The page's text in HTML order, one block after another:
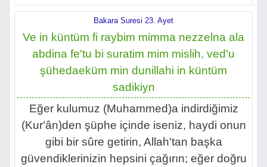
Bakara Suresi 23. Ayet
Ve in küntüm fi raybim mimma nezzelna ala
abdina fe'tu bi suratim mim mislih, ved'u
şühedaeküm min dunillahi in küntüm
sadikiyn
Eğer kulumuz (Muhammed)a indirdiğimiz
(Kur'ân)den şüphe içinde iseniz, haydi onun
gibi bir sûre getirin, Allah'tan başka
güvendiklerinizin hepsini çağırın; eğer doğru